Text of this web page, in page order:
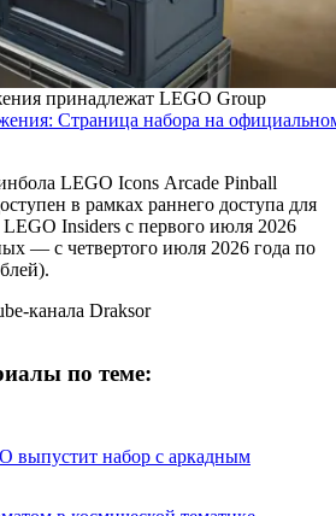
принадлежат LEGO Group
Страница набора на
LEGO Icons Arcade Pinball
в рамках раннего доступа для
Insiders с первого июля 2026
— с четвертого июля 2026 года по
канала Draksor
по теме:
выпустит набор с аркадным